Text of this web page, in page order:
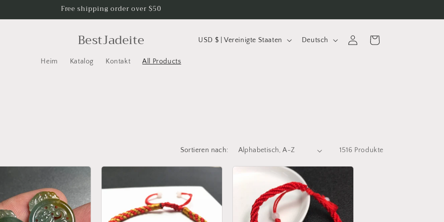
Free shipping order over $50
BestJadeite
Heim Katalog Kontakt All Products
L
g
n
USD $ | Vereinigte Staaten Deutsch EinloggenWarenkorb
Sortieren nach: 1516 Produkte